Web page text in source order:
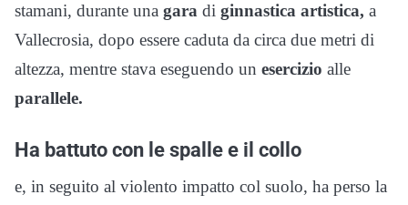
stamani, durante una gara di ginnastica artistica, a
Vallecrosia, dopo essere caduta da circa due metri di
altezza, mentre stava eseguendo un esercizio alle
parallele.
Ha battuto con le spalle e il collo
e, in seguito al violento impatto col suolo, ha perso la